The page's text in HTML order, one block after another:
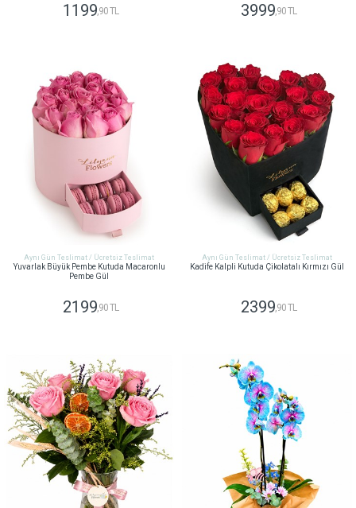
1199,90 TL 3999,90 TL
Aynı Gün Teslimat / Ücretsiz Teslimat
Yuvarlak Büyük Pembe Kutuda Macaronlu
Pembe Gül
2199 ,90 TL
Aynı Gün Teslimat / Ücretsiz Teslimat
Kadife Kalpli Kutuda Çikolatalı Kırmızı Gül
2399 ,90 TL